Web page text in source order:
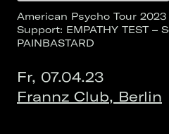
American Psycho Tour 2023
Support: EMPATHY TEST –
PAINBASTARD
Fr, 07.04.23
Frannz Club, Berlin